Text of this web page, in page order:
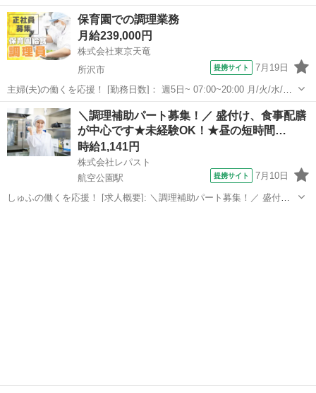
み、トロミ付けなど) (家庭的な料理で和洋中ジャンルは問いません)
・盛り付け、お皿洗い等の調理補助 ・夕食30食程度を協力して調理し
ます ※作業指示の確...
埼玉 所沢市 キッチン
保育園での調理業務
月給239,000円
株式会社東京天竜
所沢市
提携サイト 7月19日
主婦(夫)の働くを応援！ [勤務日数]： 週5日~ 07:00~20:00 月/火/水/木/
金/土 などから選べます [勤務地・最寄駅]： 埼玉県所沢市緑町3-4-6 株
式会社東京天竜 新所沢駅徒歩7分 [職種名]：保...
埼玉 所沢市 その他
＼調理補助パート募集！／ 盛付け、食事配膳
が中心です★未経験OK！★昼の短時間…
時給1,141円
株式会社レパスト
航空公園駅
提携サイト 7月10日
しゅふの働くを応援！ [求人概要]: ＼調理補助パート募集！／ 盛付